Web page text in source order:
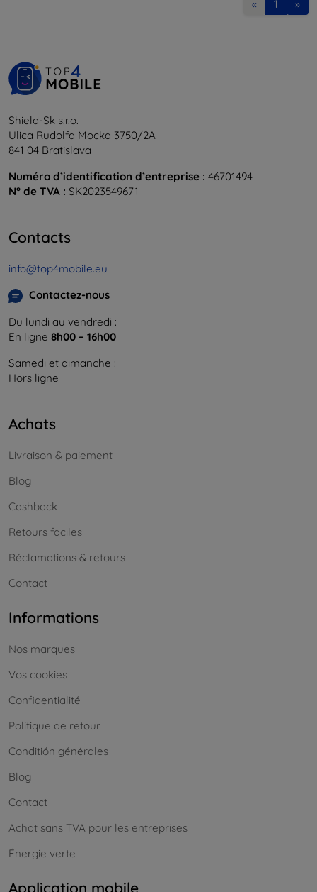
« 1 »
Shield-Sk s.r.o.
Ulica Rudolfa Mocka 3750/2A
841 04 Bratislava
Numéro d’identification d’entreprise : 46701494
N° de TVA : SK2023549671
Contacts
info@top4mobile.eu
Contactez-nous
Du lundi au vendredi :
En ligne 8h00 – 16h00
Samedi et dimanche :
Hors ligne
Achats
Livraison & paiement
Blog
Cashback
Retours faciles
Réclamations & retours
Contact
Informations
Nos marques
Vos cookies
Confidentialité
Politique de retour
Conditión générales
Blog
Contact
Achat sans TVA pour les entreprises
Énergie verte
Application mobile